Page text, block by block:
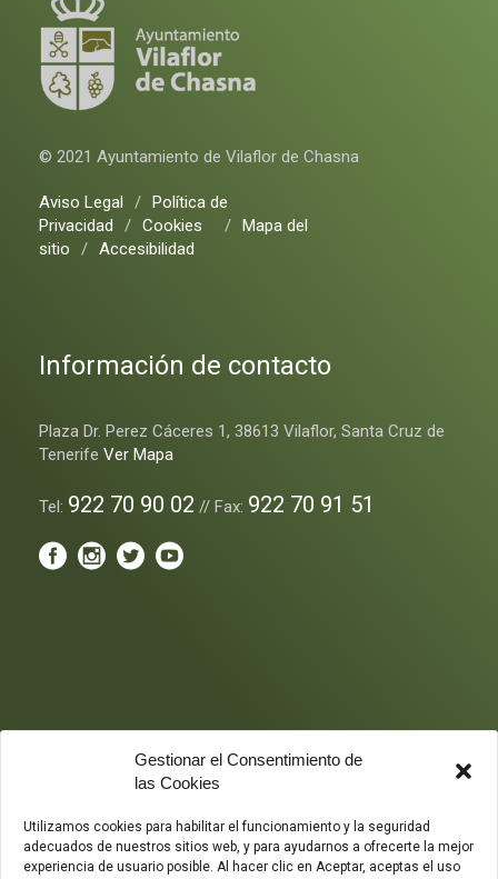
Gestionar el Consentimiento de
las Cookies
Utilizamos cookies para habilitar el funcionamiento y la seguridad
adecuados de nuestros sitios web, y para ayudarnos a ofrecerte la mejor
experiencia de usuario posible. Al hacer clic en Aceptar, aceptas el uso
© 2021 Ayuntamiento de Vilaflor de Chasna
Aviso Legal / Política de
Privacidad
/ Cookies / Mapa del
sitio
/ Accesibilidad
Información de contacto
Plaza Dr. Perez Cáceres 1, 38613 Vilaflor, Santa Cruz de
Tenerife Ver Mapa
Tel: 922 70 90 02 // Fax: 922 70 91 51